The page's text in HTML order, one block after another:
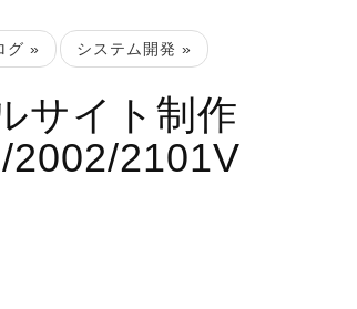
グ » システム開発 »
サイト制作
2002/2101V